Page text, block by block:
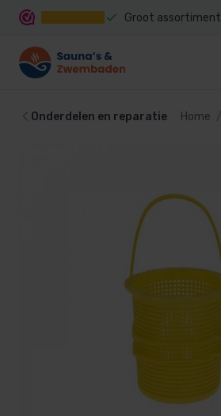
Groot assortiment
Onderdelen en reparatie Home